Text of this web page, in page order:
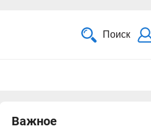
Поиск
Важное